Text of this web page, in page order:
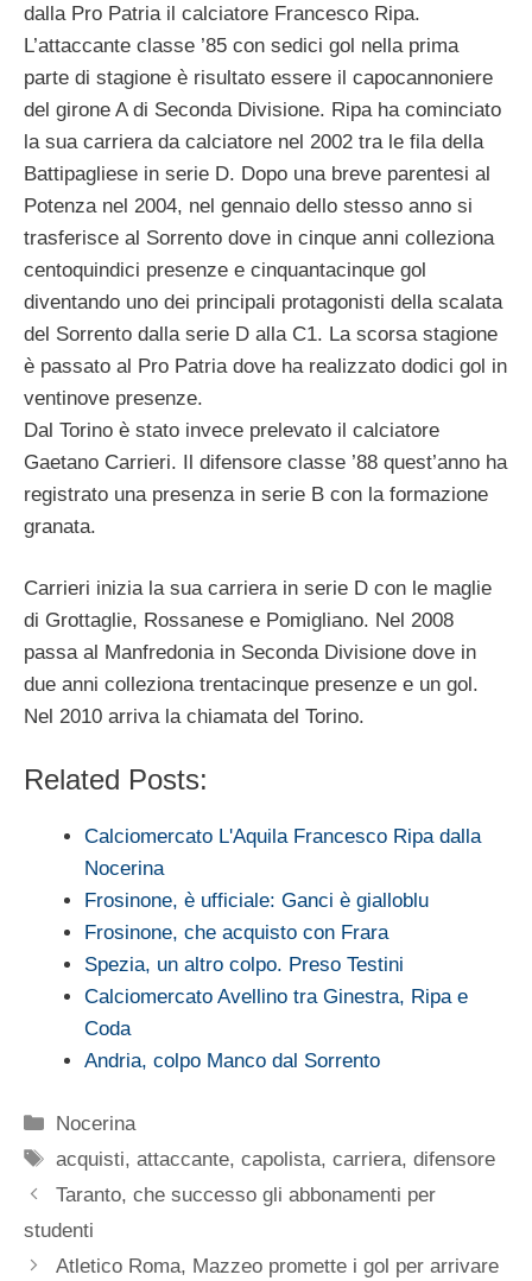
dalla Pro Patria il calciatore Francesco Ripa.
L’attaccante classe ’85 con sedici gol nella prima
parte di stagione è risultato essere il capocannoniere
del girone A di Seconda Divisione. Ripa ha cominciato
la sua carriera da calciatore nel 2002 tra le fila della
Battipagliese in serie D. Dopo una breve parentesi al
Potenza nel 2004, nel gennaio dello stesso anno si
trasferisce al Sorrento dove in cinque anni colleziona
centoquindici presenze e cinquantacinque gol
diventando uno dei principali protagonisti della scalata
del Sorrento dalla serie D alla C1. La scorsa stagione
è passato al Pro Patria dove ha realizzato dodici gol in
ventinove presenze.
Dal Torino è stato invece prelevato il calciatore
Gaetano Carrieri. Il difensore classe ’88 quest’anno ha
registrato una presenza in serie B con la formazione
granata.
Carrieri inizia la sua carriera in serie D con le maglie
di Grottaglie, Rossanese e Pomigliano. Nel 2008
passa al Manfredonia in Seconda Divisione dove in
due anni colleziona trentacinque presenze e un gol.
Nel 2010 arriva la chiamata del Torino.
Related Posts:
Calciomercato L'Aquila Francesco Ripa dalla
Nocerina
Frosinone, è ufficiale: Ganci è gialloblu
Frosinone, che acquisto con Frara
Spezia, un altro colpo. Preso Testini
Calciomercato Avellino tra Ginestra, Ripa e
Coda
Andria, colpo Manco dal Sorrento
Categorie
Nocerina
Tag
acquisti,attaccante,capolista,carriera,difensore
Taranto, che successo gli abbonamenti per
studenti
Atletico Roma, Mazzeo promette i gol per arrivare